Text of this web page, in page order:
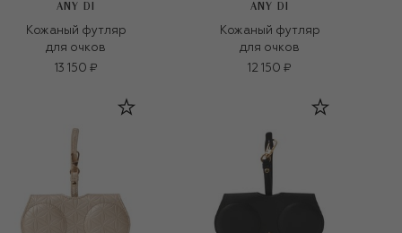
ANY DI
Кожаный футляр
для очков
13 150 ₽
ANY DI
Кожаный футляр
для очков
12 150 ₽